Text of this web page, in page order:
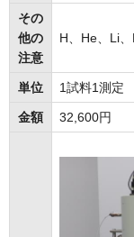
その
他の
注意
H、He、Li
単位 1試料1測定
金額 32,600円